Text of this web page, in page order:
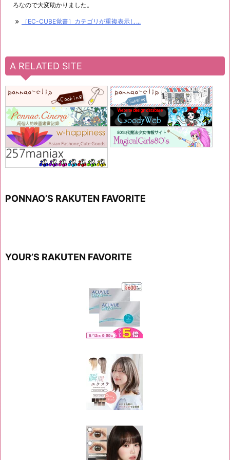
ろなので大変助かりました。
［EC-CUBE覚書］カテゴリが重複表示し...
A RELATED SITE
PONNAO’S RAKUTEN FAVORITE
YOUR’S RAKUTEN FAVORITE